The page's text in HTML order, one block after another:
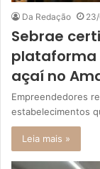
Da Redação
Sebrae
plataforma
açaí no
Empreendedores
estabelecimentos
Leia mais »